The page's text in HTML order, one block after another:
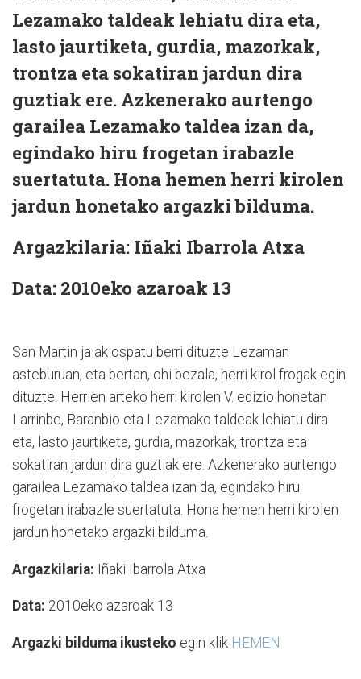
Lezamako taldeak lehiatu dira eta,
lasto jaurtiketa, gurdia, mazorkak,
trontza eta sokatiran jardun dira
guztiak ere. Azkenerako aurtengo
garailea Lezamako taldea izan da,
egindako hiru frogetan irabazle
suertatuta. Hona hemen herri kirolen
jardun honetako argazki bilduma.
Argazkilaria: Iñaki Ibarrola Atxa
Data: 2010eko azaroak 13
San Martin jaiak ospatu berri dituzte Lezaman
asteburuan, eta bertan, ohi bezala, herri kirol frogak egin
dituzte. Herrien arteko herri kirolen V. edizio honetan
Larrinbe, Baranbio eta Lezamako taldeak lehiatu dira
eta, lasto jaurtiketa, gurdia, mazorkak, trontza eta
sokatiran jardun dira guztiak ere. Azkenerako aurtengo
garailea Lezamako taldea izan da, egindako hiru
frogetan irabazle suertatuta. Hona hemen herri kirolen
jardun honetako argazki bilduma.
Argazkilaria: Iñaki Ibarrola Atxa
Data: 2010eko azaroak 13
Argazki bilduma ikusteko egin klik HEMEN